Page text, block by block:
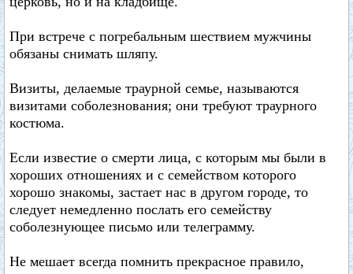
При встрече с погребальным шествием мужчины
обязаны снимать шляпу.
Визиты, делаемые траурной семье, называются
визитами соболезнования; они требуют траурного
костюма.
Если известие о смерти лица, с которым мы были в
хороших отношениях и с семейством которого
хорошо знакомы, застает нас в другом городе, то
следует немедленно послать его семейству
соболезнующее письмо или телеграмму.
Не мешает всегда помнить прекрасное правило,